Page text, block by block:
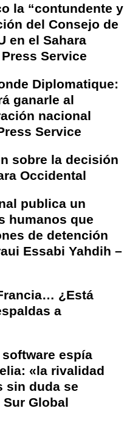
la “contundente y
del Consejo de
en el Sahara
Service
Diplomatique:
ganarle al
nacional
Service
sobre la decisión
Occidental
publica un
humanos que
de detención
Essabi Yahdih –
¿Está
a
espía
«la rivalidad
sin duda se
Global